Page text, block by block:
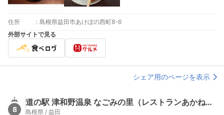
住所 : 島根県益田市あけぼの西町8-6
外部サイトで見る
シェア用のページを表示
8
道の駅 津和野温泉 なごみの里（レストランあかね雲）
島根県 / 益田